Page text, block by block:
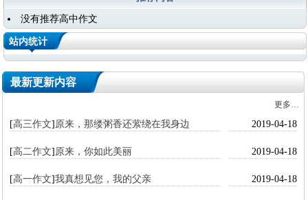
没有推荐高中作文
站内统计
最新更新内容
更多…
[高三作文] 原来，那缕粥香还萦绕在我身边 2019-04-18
[高二作文] 原来，你如此美丽 2019-04-18
[高一作文]我真想见您，我的父亲 2019-04-18